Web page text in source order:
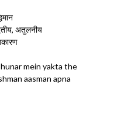
अतुलनीय
mein yakta the
aasman apna